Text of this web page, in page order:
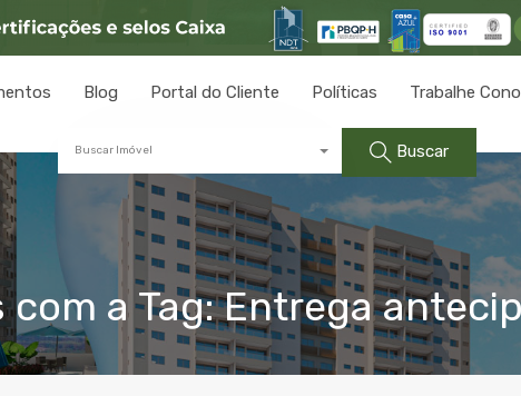
Blog Portal do Cliente Políticas Trabalhe
Buscar Imóvel Buscar
a Tag: Entrega